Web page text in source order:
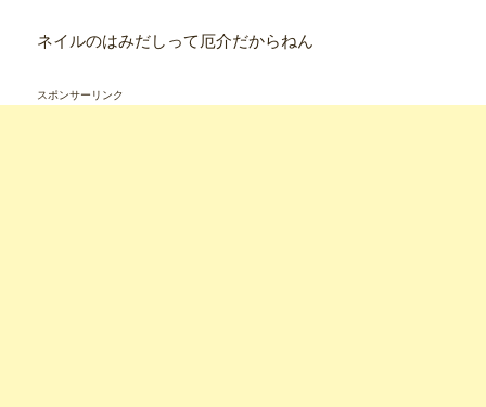
ネイルのはみだしって厄介だからねん
スポンサーリンク